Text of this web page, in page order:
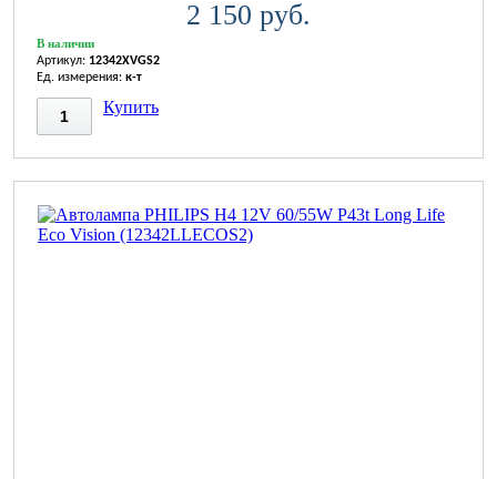
2 150 руб.
В наличии
Артикул: 12342XVGS2
Ед. измерения: к-т
Купить